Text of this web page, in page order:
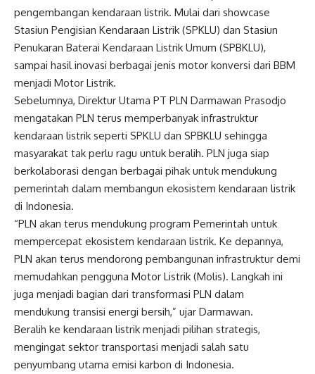
pengembangan kendaraan listrik. Mulai dari showcase
Stasiun Pengisian Kendaraan Listrik (SPKLU) dan Stasiun
Penukaran Baterai Kendaraan Listrik Umum (SPBKLU),
sampai hasil inovasi berbagai jenis motor konversi dari BBM
menjadi Motor Listrik.
Sebelumnya, Direktur Utama PT PLN Darmawan Prasodjo
mengatakan PLN terus memperbanyak infrastruktur
kendaraan listrik seperti SPKLU dan SPBKLU sehingga
masyarakat tak perlu ragu untuk beralih. PLN juga siap
berkolaborasi dengan berbagai pihak untuk mendukung
pemerintah dalam membangun ekosistem kendaraan listrik
di Indonesia.
“PLN akan terus mendukung program Pemerintah untuk
mempercepat ekosistem kendaraan listrik. Ke depannya,
PLN akan terus mendorong pembangunan infrastruktur demi
memudahkan pengguna Motor Listrik (Molis). Langkah ini
juga menjadi bagian dari transformasi PLN dalam
mendukung transisi energi bersih,” ujar Darmawan.
Beralih ke kendaraan listrik menjadi pilihan strategis,
mengingat sektor transportasi menjadi salah satu
penyumbang utama emisi karbon di Indonesia.